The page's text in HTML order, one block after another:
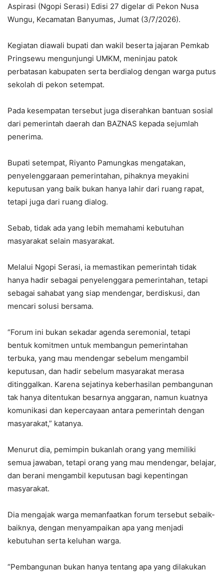
Aspirasi (Ngopi Serasi) Edisi 27 digelar di Pekon Nusa
Wungu, Kecamatan Banyumas, Jumat (3/7/2026).
Kegiatan diawali bupati dan wakil beserta jajaran Pemkab
Pringsewu mengunjungi UMKM, meninjau patok
perbatasan kabupaten serta berdialog dengan warga putus
sekolah di pekon setempat.
Pada kesempatan tersebut juga diserahkan bantuan sosial
dari pemerintah daerah dan BAZNAS kepada sejumlah
penerima.
Bupati setempat, Riyanto Pamungkas mengatakan,
penyelenggaraan pemerintahan, pihaknya meyakini
keputusan yang baik bukan hanya lahir dari ruang rapat,
tetapi juga dari ruang dialog.
Sebab, tidak ada yang lebih memahami kebutuhan
masyarakat selain masyarakat.
Melalui Ngopi Serasi, ia memastikan pemerintah tidak
hanya hadir sebagai penyelenggara pemerintahan, tetapi
sebagai sahabat yang siap mendengar, berdiskusi, dan
mencari solusi bersama.
“Forum ini bukan sekadar agenda seremonial, tetapi
bentuk komitmen untuk membangun pemerintahan
terbuka, yang mau mendengar sebelum mengambil
keputusan, dan hadir sebelum masyarakat merasa
ditinggalkan. Karena sejatinya keberhasilan pembangunan
tak hanya ditentukan besarnya anggaran, namun kuatnya
komunikasi dan kepercayaan antara pemerintah dengan
masyarakat,” katanya.
Menurut dia, pemimpin bukanlah orang yang memiliki
semua jawaban, tetapi orang yang mau mendengar, belajar,
dan berani mengambil keputusan bagi kepentingan
masyarakat.
Dia mengajak warga memanfaatkan forum tersebut sebaik-
baiknya, dengan menyampaikan apa yang menjadi
kebutuhan serta keluhan warga.
“Pembangunan bukan hanya tentang apa yang dilakukan